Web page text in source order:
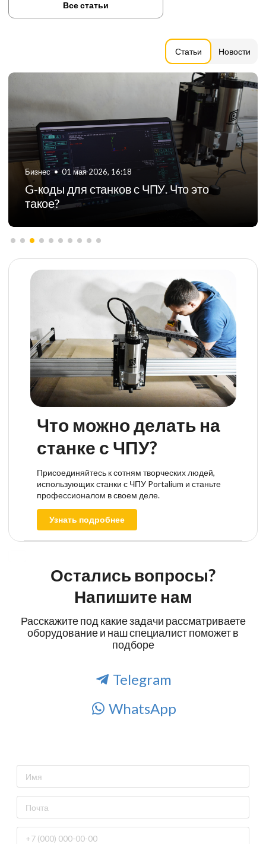
Статьи Новости
Все статьи
Бизнес • 01 мая 2026, 16:18
G-коды для станков с ЧПУ. Что это
такое?
Что можно делать на
станке с ЧПУ?
Присоединяйтесь к сотням творческих людей,
использующих станки с ЧПУ Portalium и станьте
профессионалом в своем деле.
Узнать подробнее
Остались вопросы?
Напишите нам
Расскажите под какие задачи рассматриваете
оборудование и наш специалист поможет в
подборе
Telegram
WhatsApp